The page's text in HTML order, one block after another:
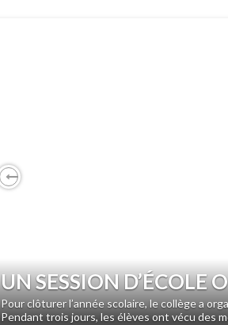
UN SESSION D’ÉCOLE
Pour clôturer l’année scolaire, le collège a
Pendant trois jours, les élèves ont vécu des